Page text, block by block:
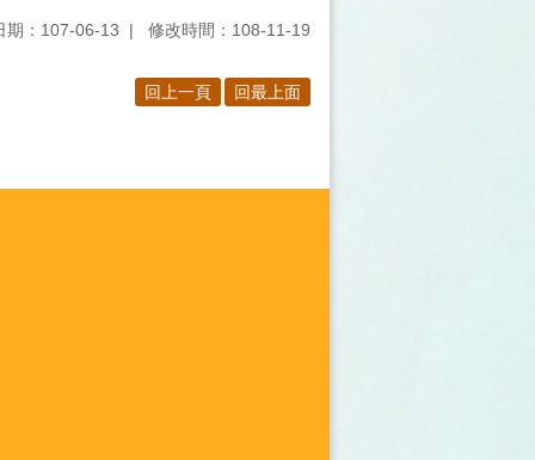
期：107-06-13 修改時間：108-11-19
回上一頁 回最上面